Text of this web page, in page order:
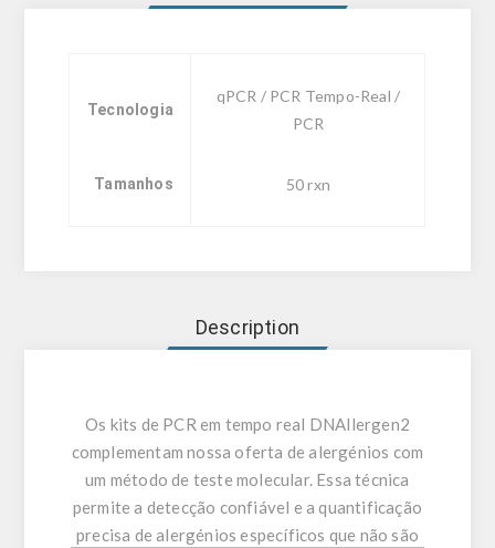
Tecnologia
qPCR / PCR Tempo-Real /
PCR
Tamanhos 50 rxn
Description
Os kits de PCR em tempo real DNAllergen2
complementam nossa oferta de alergénios com
um método de teste molecular. Essa técnica
permite a detecção confiável e a quantificação
precisa de alergénios específicos que não são